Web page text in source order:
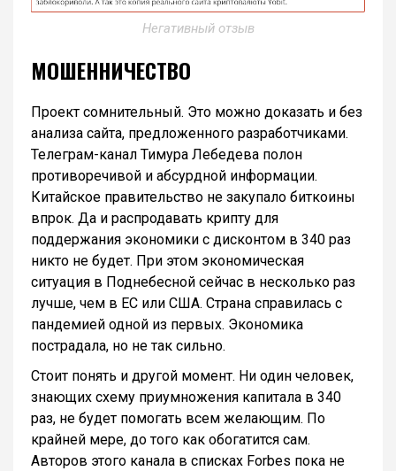
Негативный отзыв
МОШЕННИЧЕСТВО
Проект сомнительный. Это можно доказать и без
анализа сайта, предложенного разработчиками.
Телеграм-канал Тимура Лебедева полон
противоречивой и абсурдной информации.
Китайское правительство не закупало биткоины
впрок. Да и распродавать крипту для
поддержания экономики с дисконтом в 340 раз
никто не будет. При этом экономическая
ситуация в Поднебесной сейчас в несколько раз
лучше, чем в ЕС или США. Страна справилась с
пандемией одной из первых. Экономика
пострадала, но не так сильно.
Стоит понять и другой момент. Ни один человек,
знающих схему приумножения капитала в 340
раз, не будет помогать всем желающим. По
крайней мере, до того как обогатится сам.
Авторов этого канала в списках Forbes пока не